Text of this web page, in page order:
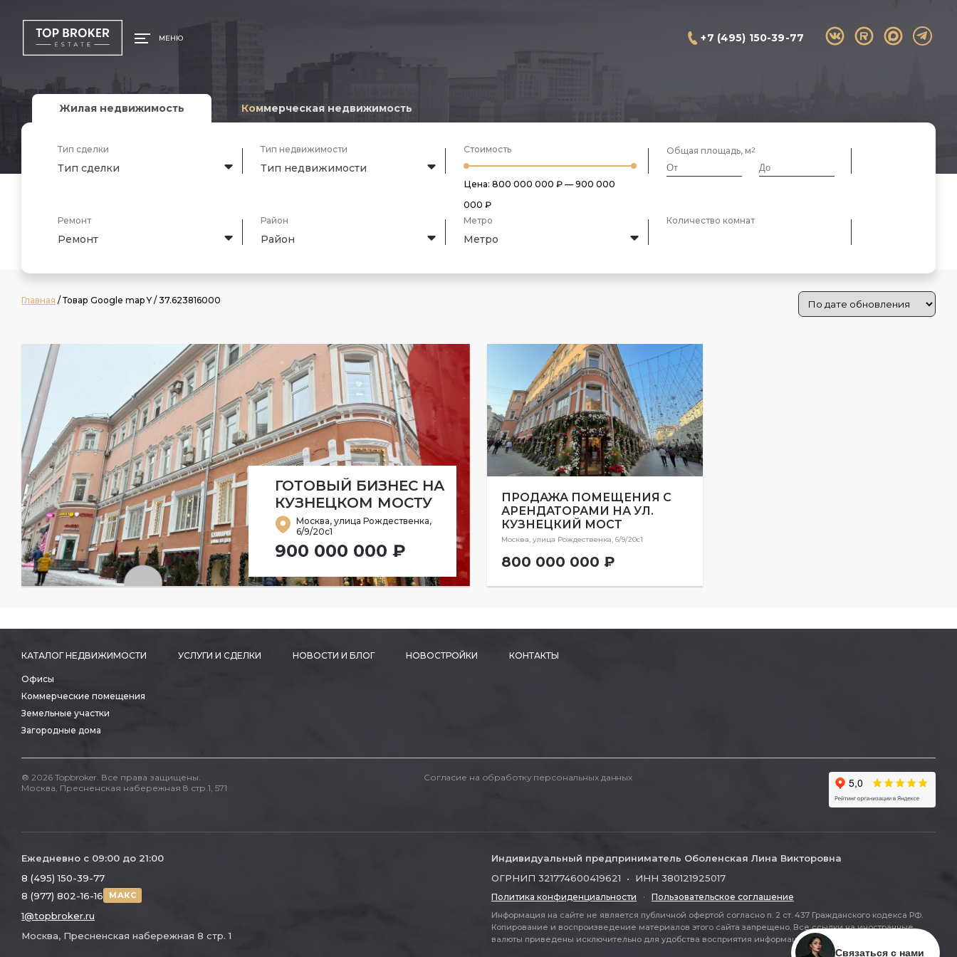
МЕНЮ +7 (495) 150-39-77
Жилая недвижимость Коммерческая недвижимость
Тип сделки
Тип сделки
Тип недвижимости
Тип недвижимости
Стоимость
Цена: 800 000 000 ₽ —900 000
000 ₽
Общая площадь, м
Ремонт
Ремонт
Район
Район
Метро
Метро
Количество комнат
Главная / Товар Google map Y / 37.623816000
ГОТОВЫЙ БИЗНЕС НА
КУЗНЕЦКОМ МОСТУ
Москва, улица Рождественка,
6/9/20с1
900 000 000 ₽
ПРОДАЖА ПОМЕЩЕНИЯ С
АРЕНДАТОРАМИ НА УЛ.
КУЗНЕЦКИЙ МОСТ
Москва, улица Рождественка, 6/9/20с1
800 000 000 ₽
КАТАЛОГ НЕДВИЖИМОСТИ
Офисы
Коммерческие помещения
Земельные участки
Загородные дома
УСЛУГИ И СДЕЛКИ НОВОСТИ И БЛОГ НОВОСТРОЙКИ КОНТАКТЫ
® 2026 Topbroker. Все права защищены.
Москва, Пресненская набережная 8 стр.1, 571
Согласие на обработку персональных данных
Ежедневно с 09:00 до 21:00
8 (495) 150-39-77
8 (977) 802-16-16
МАКС
1@topbroker.ru
Москва, Пресненская набережная 8 стр. 1
Индивидуальный предприниматель Оболенская Лина Викторовна
ОГРНИП 321774600419621 • ИНН 380121925017
Политика конфиденциальности · Пользовательское соглашение
Информация на сайте не является публичной офертой согласно п. 2 ст. 437 Гражданского кодекса РФ.
Копирование и воспроизведение материалов этого сайта запрещено. Все ссылки на иностранные
валюты приведены исключительно для удобства восприятия информации (п. 2 ст. 437 ГК РФ).
Связаться с нами